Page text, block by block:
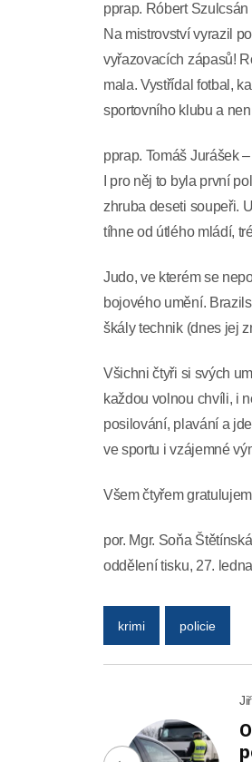
pprap. Róbert
Na mistrovství vyrazil
vyřazovacích zápasů!
mala. Vystřídal fotbal,
sportovního klubu a
pprap. Tomáš Jurášek
I pro něj to byla první
zhruba deseti soupeři.
tíhne od útlého mládí,
Judo, ve kterém se
bojového umění.
škály technik (dnes jej
Všichni čtyři si svých
každou volnou chvíli, i
posilování, plavání a
ve sportu i vzájemné
Všem čtyřem
por. Mgr. Soňa Štětínská
oddělení tisku, 27.
krimi policie